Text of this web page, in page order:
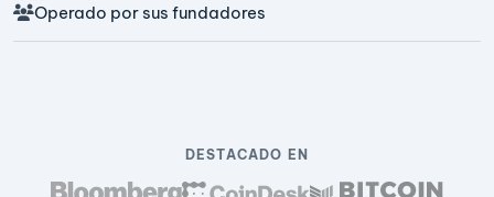
Operado por sus fundadores
DESTACADO EN